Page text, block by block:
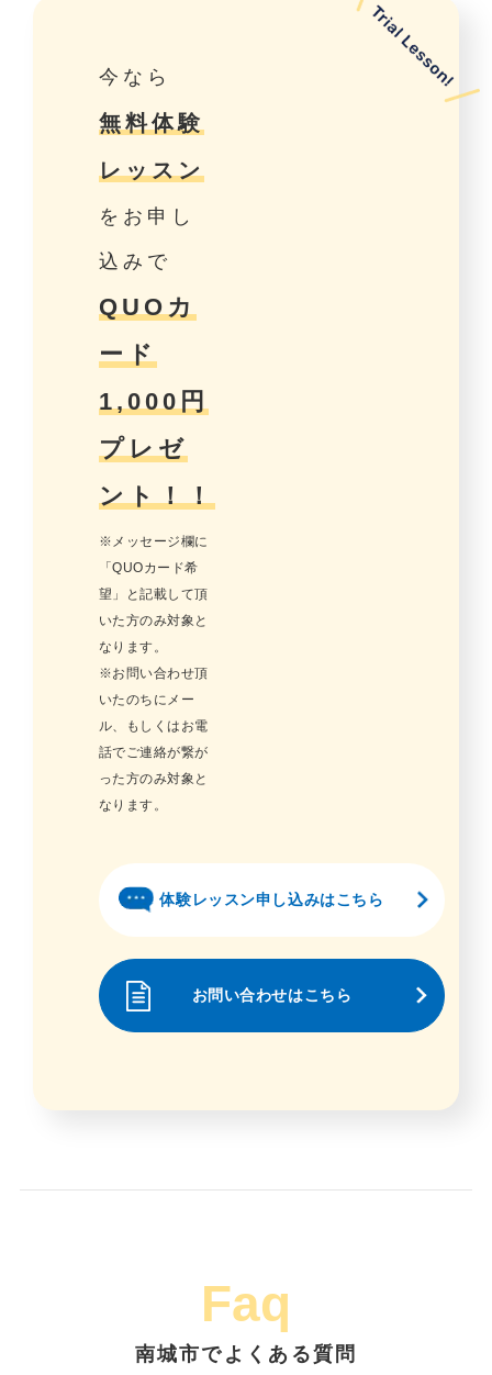
今なら
無料体験
レッスン
をお申し
込みで
QUOカ
ード
1,000円
プレゼ
ント！！
※メッセージ欄に
「QUOカード希
望」と記載して頂
いた方のみ対象と
なります。
※お問い合わせ頂
いたのちにメー
ル、もしくはお電
話でご連絡が繋が
った方のみ対象と
なります。
体験レッスン申し込みはこちら
お問い合わせはこちら
Faq
南城市でよくある質問